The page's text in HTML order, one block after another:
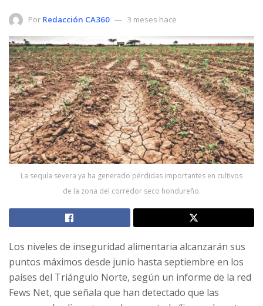
Por Redacción CA360 3 meses hace
La sequía severa ya ha generado pérdidas importantes en cultivos
de la zona del corredor seco hondureño.
Los niveles de inseguridad alimentaria alcanzarán sus
puntos máximos desde junio hasta septiembre en los
países del Triángulo Norte, según un informe de la red
Fews Net, que señala que han detectado que las